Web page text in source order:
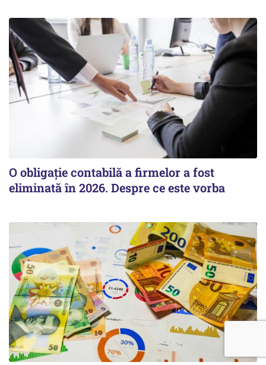
O obligație contabilă a firmelor a fost
eliminată în 2026. Despre ce este vorba